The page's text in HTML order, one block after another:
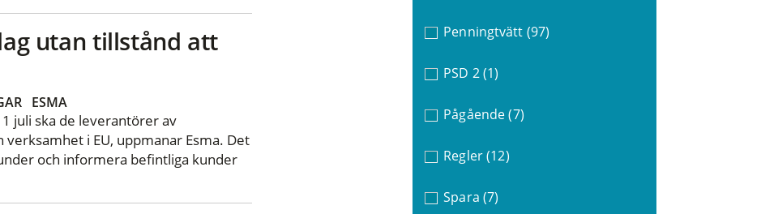
utan tillstånd att
ESMA
juli ska de leverantörer av
i EU, uppmanar Esma. Det
och informera befintliga kunder
Penningtvätt (97)
PSD 2 (1)
Pågående (7)
Regler (12)
Spara (7)